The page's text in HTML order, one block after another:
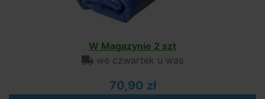
W Magazynie 2 szt
we czwartek u was
70,90 zł